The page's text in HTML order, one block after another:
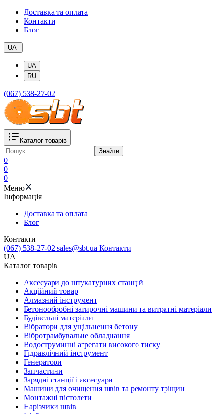
Доставка та оплата
Контакти
Блог
UA
UA
RU
(067) 538-27-02
Каталог товарів
Знайти
0
0
0
Меню
Iнформація
Доставка та оплата
Блог
Контакти
(067) 538-27-02 sales@sbt.ua Контакти
UA
Каталог товарів
Аксесуари до штукатурних станцій
Акційний товар
Алмазний інструмент
Бетонообробні затирочні машини та витратні матеріали
Будівельні матеріали
Вібратори для ущільнення бетону
Вібротрамбувальне обладнання
Водоструминні агрегати високого тиску
Гідравлічний інструмент
Генератори
Запчастини
Зарядні станції і аксесуари
Машини для очищення швів та ремонту тріщин
Монтажні пістолети
Нарізчики швів